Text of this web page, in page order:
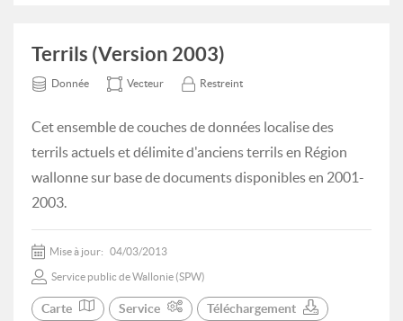
Terrils (Version 2003)
Donnée Vecteur Restreint
Cet ensemble de couches de données localise des
terrils actuels et délimite d'anciens terrils en Région
wallonne sur base de documents disponibles en 2001-
2003.
Mise à jour: 04/03/2013
Service public de Wallonie (SPW)
Carte Service Téléchargement